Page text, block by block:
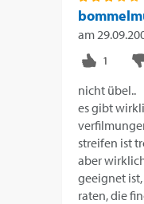
am
nicht übel..
es gibt
streifen ist
aber
geeignet
raten, die